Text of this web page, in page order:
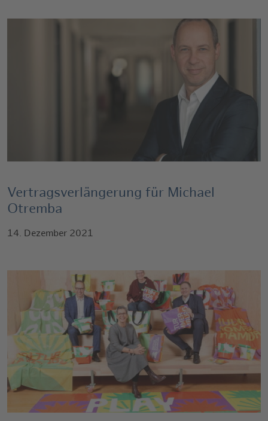
Vertragsverlängerung für Michael
Otremba
14. Dezember 2021